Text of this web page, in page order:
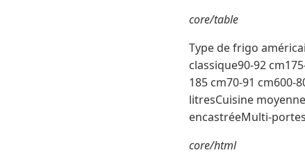
core/table
Type de frigo
classique90-92
185 cm70-91 cm600-
litresCuisine
encastréeMulti-
core/html